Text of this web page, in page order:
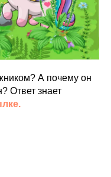
А почему он
Ответ знает